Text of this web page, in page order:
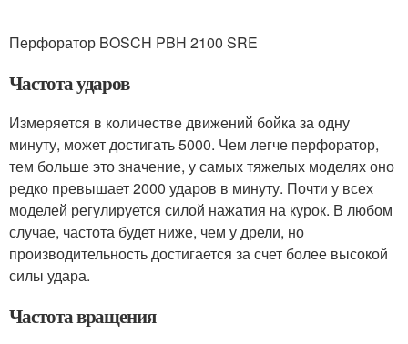
Перфоратор BOSCH PBH 2100 SRE
Частота ударов
Измеряется в количестве движений бойка за одну
минуту, может достигать 5000. Чем легче перфоратор,
тем больше это значение, у самых тяжелых моделях оно
редко превышает 2000 ударов в минуту. Почти у всех
моделей регулируется силой нажатия на курок. В любом
случае, частота будет ниже, чем у дрели, но
производительность достигается за счет более высокой
силы удара.
Частота вращения